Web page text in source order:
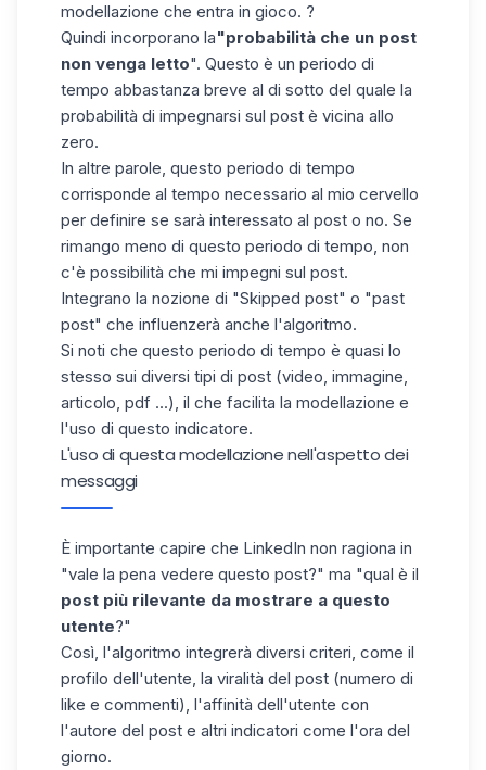
modellazione che entra in gioco. ?
Quindi incorporano la"probabilità che un post
non venga letto". Questo è un periodo di
tempo abbastanza breve al di sotto del quale la
probabilità di impegnarsi sul post è vicina allo
zero.
In altre parole, questo periodo di tempo
corrisponde al tempo necessario al mio cervello
per definire se sarà interessato al post o no. Se
rimango meno di questo periodo di tempo, non
c'è possibilità che mi impegni sul post.
Integrano la nozione di "Skipped post" o "past
post" che influenzerà anche l'algoritmo.
Si noti che questo periodo di tempo è quasi lo
stesso sui diversi tipi di post (video, immagine,
articolo, pdf ...), il che facilita la modellazione e
l'uso di questo indicatore.
L'uso di questa modellazione nell'aspetto dei
messaggi
È importante capire che LinkedIn non ragiona in
"vale la pena vedere questo post?" ma "qual è il
post più rilevante da mostrare a questo
utente?"
Così, l'algoritmo integrerà diversi criteri, come il
profilo dell'utente, la viralità del post (numero di
like e commenti), l'affinità dell'utente con
l'autore del post e altri indicatori come l'ora del
giorno.